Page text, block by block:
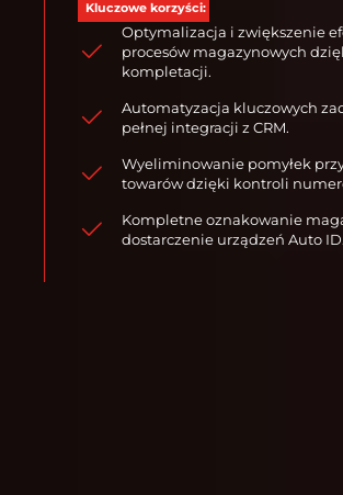
Kluczowe korzyści:
Optymalizacja i zwiększenie
procesów magazynowych
kompletacji.
Automatyzacja kluczowych
pełnej integracji z CRM.
Wyeliminowanie pomyłek
towarów dzięki kontroli
Kompletne oznakowanie
dostarczenie urządzeń Auto ID.